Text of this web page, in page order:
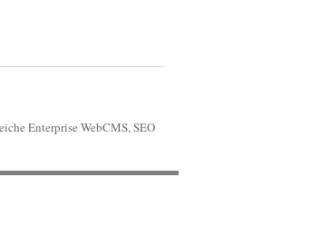
Enterprise WebCMS, SEO